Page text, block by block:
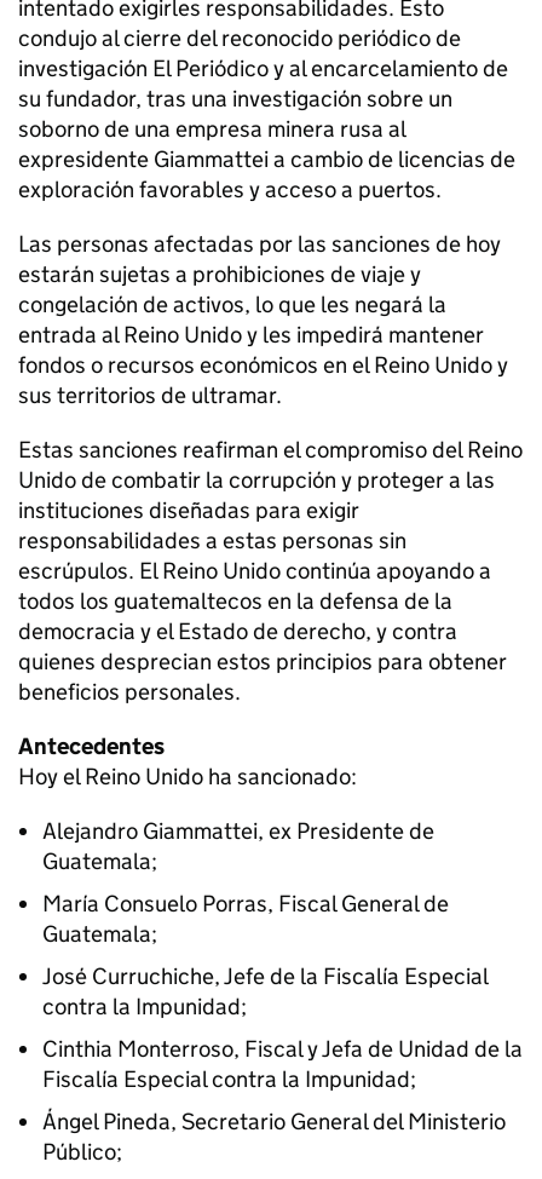
intentado exigirles responsabilidades. Esto
condujo al cierre del reconocido periódico de
investigación El Periódico y al encarcelamiento de
su fundador, tras una investigación sobre un
soborno de una empresa minera rusa al
expresidente Giammattei a cambio de licencias de
exploración favorables y acceso a puertos.
Las personas afectadas por las sanciones de hoy
estarán sujetas a prohibiciones de viaje y
congelación de activos, lo que les negará la
entrada al Reino Unido y les impedirá mantener
fondos o recursos económicos en el Reino Unido y
sus territorios de ultramar.
Estas sanciones reafirman el compromiso del Reino
Unido de combatir la corrupción y proteger a las
instituciones diseñadas para exigir
responsabilidades a estas personas sin
escrúpulos. El Reino Unido continúa apoyando a
todos los guatemaltecos en la defensa de la
democracia y el Estado de derecho, y contra
quienes desprecian estos principios para obtener
beneficios personales.
Antecedentes
Hoy el Reino Unido ha sancionado:
Alejandro Giammattei, ex Presidente de
Guatemala;
María Consuelo Porras, Fiscal General de
Guatemala;
José Curruchiche, Jefe de la Fiscalía Especial
contra la Impunidad;
Cinthia Monterroso, Fiscal y Jefa de Unidad de la
Fiscalía Especial contra la Impunidad;
Ángel Pineda, Secretario General del Ministerio
Público;